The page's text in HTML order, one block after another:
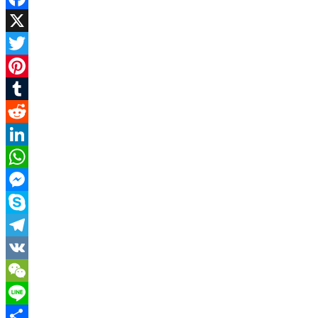
Facebook
X
Twitter
Pinterest
Tumblr
Reddit
LinkedIn
WhatsApp
Messenger
Skype
Telegram
VK
WeChat
Line